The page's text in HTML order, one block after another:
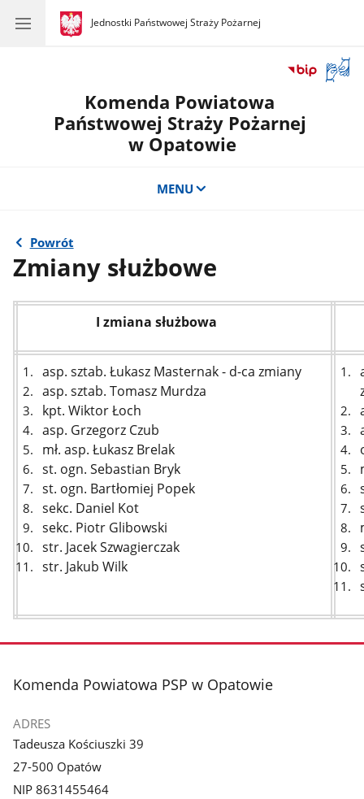
gov.pl
Jednostki Państwowej Straży Pożarnej
gov.pl
Jednostki
okno
Komenda Powiatowa
Państwowej Straży Pożarnej
w Opatowie
MENU
Powrót
Zmiany służbowe
I zmiana służbowa
asp. sztab. Łukasz Masternak - d-ca zmiany
asp. sztab. Tomasz Murdza
kpt. Wiktor Łoch
asp. Grzegorz Czub
mł. asp. Łukasz Brelak
st. ogn. Sebastian Bryk
st. ogn. Bartłomiej Popek
sekc. Daniel Kot
sekc. Piotr Glibowski
str. Jacek Szwagierczak
str. Jakub Wilk
stopka
Komenda Powiatowa PSP w Opatowie
ADRES
Tadeusza Kościuszki 39
27-500 Opatów
NIP 8631455464